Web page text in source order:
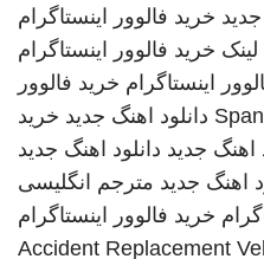
خرید فالوور اینستاگرام
خرید فالوور اینستاگرام
اینستاگرام خرید فالوور
دانلود اهنگ جدید خرید
اهنگ جدید دانلود اهنگ جدید
اهنگ جدید مترجم انگلیسی
خرید فالوور اینستاگرام
Accident Replacement